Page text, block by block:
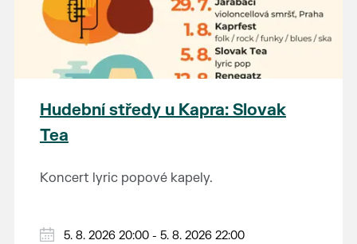
Hudební středy u Kapra: Slovak
Tea
Koncert lyric popové kapely.
5. 8. 2026 20:00 - 5. 8. 2026 22:00